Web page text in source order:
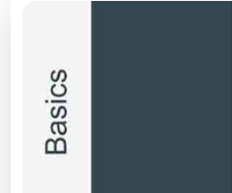
40.040 - ReactJS بالعربية - Http Ajax Requests
- Create